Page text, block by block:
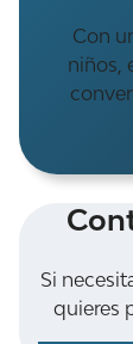
Con
niños,
Si
quieres